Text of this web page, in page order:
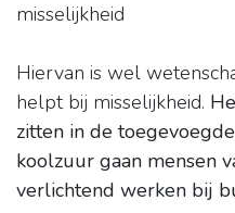
misselijkheid
Hiervan is wel
helpt bij misselijkheid.
zitten in de
koolzuur gaan mensen
verlichtend werken bij